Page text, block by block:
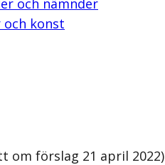
och nämnder
och konst
om förslag 21 april 2022)